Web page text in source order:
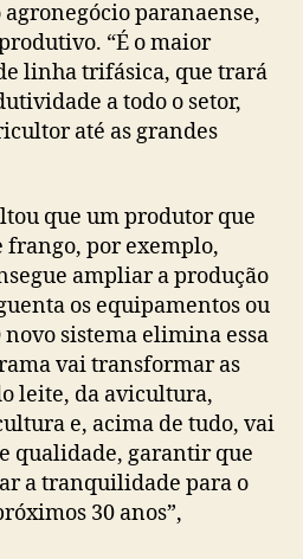
paranaense,
“É o maior
linha trifásica, que trará
a todo o setor,
até as grandes
que um produtor que
frango, por exemplo,
ampliar a produção
os equipamentos ou
sistema elimina essa
vai transformar as
leite, da avicultura,
e, acima de tudo, vai
qualidade, garantir que
a tranquilidade para o
30 anos”,